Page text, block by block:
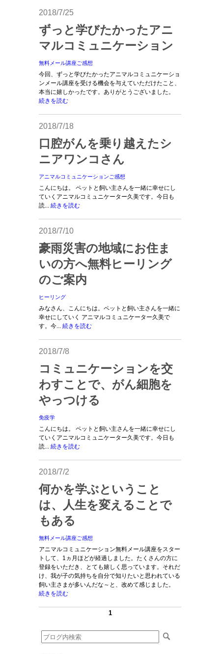
2018/7/25
ずっと学びたかったアニ
マルコミュニケーション
無料メール講座ご感想
今回、ずっと学びたかったアニマルコミュニケーショ
ンメール講座を受ける機会を与えていただけたこと、
本当に嬉しかったです。ありがとうございました。
続きを読む
2018/7/18
口腔がんを乗り越えたシ
ニアワンコさん
アニマルコミュニケーションご感想
こんにちは。 ペットと飼い主さんを一緒に幸せにし
ていくアニマルコミュニケーター久美です。今日も
読... 続きを読む
2018/7/10
豪雨災害の地域にお住ま
いの方へ無料ヒーリング
のご案内
ヒーリング
みなさん、こんにちは。ペットと飼い主さんを一緒に
幸せにしていく アニマルコミュニケーター久美で
す。今... 続きを読む
2018/7/8
コミュニケーションを交
わすことで、がん細胞を
やっつける
免疫学
こんにちは。 ペットと飼い主さんを一緒に幸せにし
ていくアニマルコミュニケーター久美です。今日も
読... 続きを読む
2018/7/2
何かを学ぶということ
は、人生を変えることで
もある
無料メール講座ご感想
アニマルコミュニケーション無料メール講座をスター
トして、1ヵ月ほどが経過しました。たくさんの方に
登録をいただき、とても嬉しく思っています。それだ
け、我が子の気持ちを自分で知りたいと思われている
飼い主さまが多いんだな～と、改めて感じました。
続きを読む
1